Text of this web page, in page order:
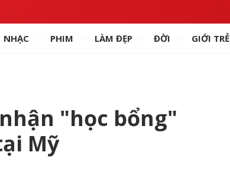
NHẠC PHIM LÀM ĐẸP ĐỜI GIỚI TRẺ
"học bổng"
Mỹ